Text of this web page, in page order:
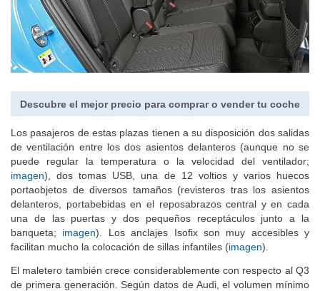
Descubre el mejor precio para comprar o vender tu coche
Los pasajeros de estas plazas tienen a su disposición dos salidas
de ventilación entre los dos asientos delanteros (aunque no se
puede regular la temperatura o la velocidad del ventilador;
imagen), dos tomas USB, una de 12 voltios y varios huecos
portaobjetos de diversos tamaños (revisteros tras los asientos
delanteros, portabebidas en el reposabrazos central y en cada
una de las puertas y dos pequeños receptáculos junto a la
banqueta; imagen). Los anclajes Isofix son muy accesibles y
facilitan mucho la colocación de sillas infantiles (imagen).
El maletero también crece considerablemente con respecto al Q3
de primera generación. Según datos de Audi, el volumen mínimo